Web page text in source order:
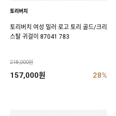
토리버치
토리버치 여성 밀러 로고 토리 골드/크리
스탈 귀걸이 87041 783
218,000원
157,000원 28%